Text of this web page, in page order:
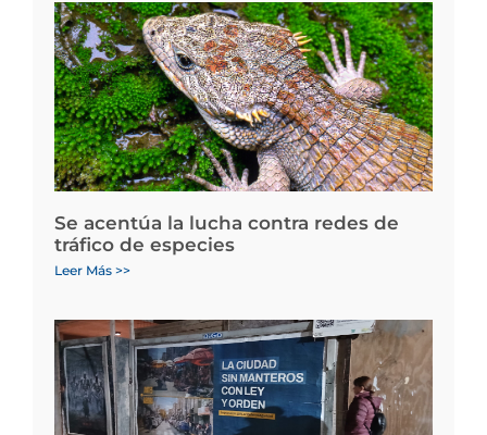
Se acentúa la lucha contra redes de
tráfico de especies
Leer Más >>